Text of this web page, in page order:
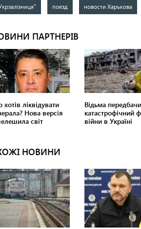
поезд новости Харькова
НОВИНИ